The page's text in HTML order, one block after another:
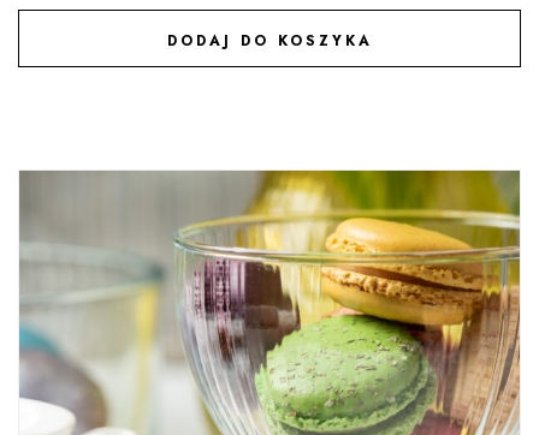
DODAJ DO KOSZYKA
DODAJ DO ULUBIONYCH